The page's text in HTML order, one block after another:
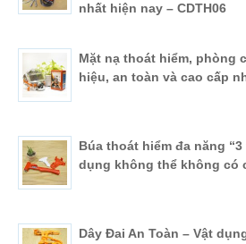
nhất hiện nay – CDTH06
Mặt nạ thoát hiểm, phòng
hiệu, an toàn và cao cấp
Búa thoát hiểm đa năng
dụng không thể không có
Dây Đai An Toàn – Vật